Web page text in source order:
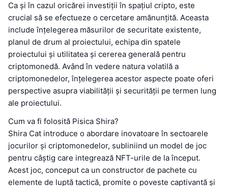
Ca și în cazul oricărei investiții în spațiul cripto, este
crucial să se efectueze o cercetare amănunțită. Aceasta
include înțelegerea măsurilor de securitate existente,
planul de drum al proiectului, echipa din spatele
proiectului și utilitatea și cererea generală pentru
criptomonedă. Având în vedere natura volatilă a
criptomonedelor, înțelegerea acestor aspecte poate oferi
perspective asupra viabilității și securității pe termen lung
ale proiectului.
Cum va fi folosită Pisica Shira?
Shira Cat introduce o abordare inovatoare în sectoarele
jocurilor și criptomonedelor, subliniind un model de joc
pentru câștig care integrează NFT-urile de la început.
Acest joc, conceput ca un constructor de pachete cu
elemente de luptă tactică, promite o poveste captivantă și